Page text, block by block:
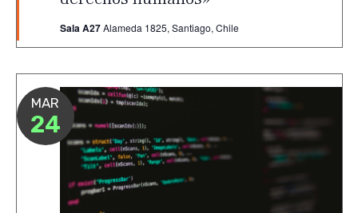
Sala A27Alameda 1825, Santiago, Chile
MAR
24